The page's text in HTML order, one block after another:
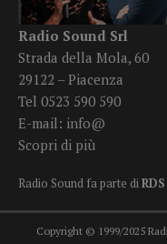
Radio Sound Srl
Strada della Mola, 60
29122 – Piacenza
Tel 0523 590 590
E-mail: info@
Scopri di più
Radio Sound fa parte di
Copyright © 1999/2025